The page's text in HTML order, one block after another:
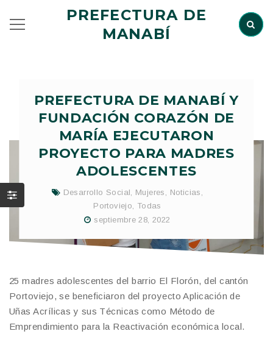
PREFECTURA DE
MANABÍ
PREFECTURA DE MANABÍ Y
FUNDACIÓN CORAZÓN DE
MARÍA EJECUTARON
PROYECTO PARA MADRES
ADOLESCENTES
Desarrollo Social, Mujeres , Noticias ,
Portoviejo, Todas
septiembre 28, 2022
25 madres adolescentes del barrio El Florón, del cantón
Portoviejo, se beneficiaron del proyecto Aplicación de
Uñas Acrílicas y sus Técnicas como Método de
Emprendimiento para la Reactivación económica local.